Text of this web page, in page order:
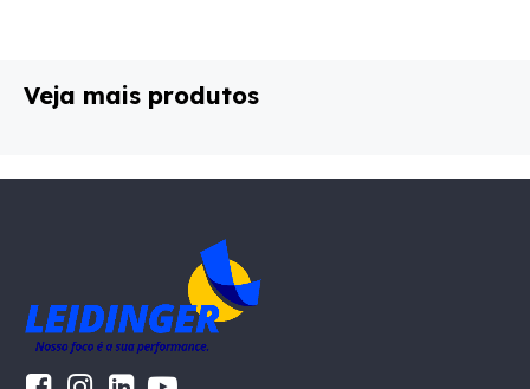
Veja mais produtos